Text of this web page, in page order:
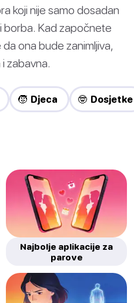
koji nije samo dosadan
borba. Kad započnete
ona bude zanimljiva,
zabavna.
🧒 Djeca 🤓 Dosjetke
Najbolje aplikacije za
parove